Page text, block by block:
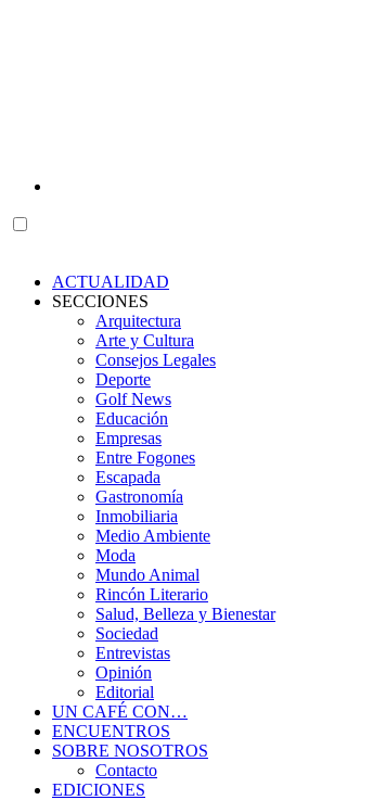
ACTUALIDAD
SECCIONES
Arquitectura
Arte y Cultura
Consejos Legales
Deporte
Golf News
Educación
Empresas
Entre Fogones
Escapada
Gastronomía
Inmobiliaria
Medio Ambiente
Moda
Mundo Animal
Rincón Literario
Salud, Belleza y Bienestar
Sociedad
Entrevistas
Opinión
Editorial
UN CAFÉ CON…
ENCUENTROS
SOBRE NOSOTROS
Contacto
EDICIONES